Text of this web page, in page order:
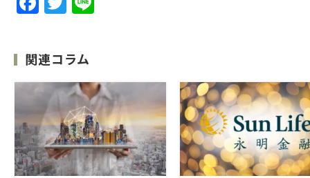
a
c
e
b
o
o
k
w
it
te
r
関連コラム